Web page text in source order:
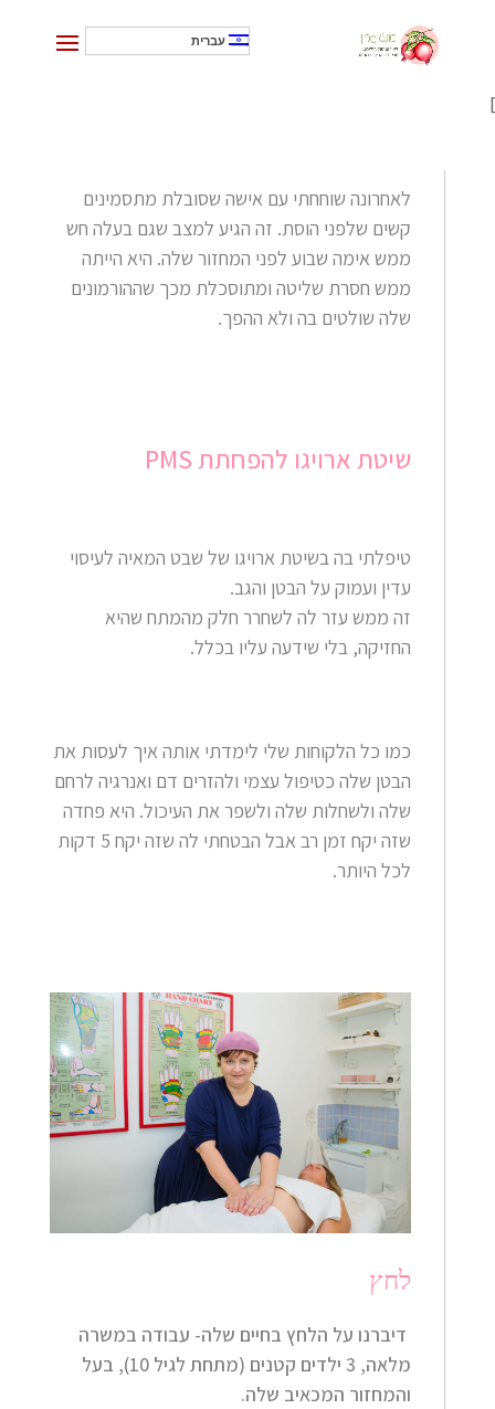
]
עברית
לאחרונה שוחחתי עם אישה שסובלת מתסמינים
קשים שלפני הוסת. זה הגיע למצב שגם בעלה חש
ממש אימה שבוע לפני המחזור שלה. היא הייתה
ממש חסרת שליטה ומתוסכלת מכך שההורמונים
שלה שולטים בה ולא ההפך.
שיטת ארויגו להפחתת PMS
טיפלתי בה בשיטת ארויגו של שבט המאיה לעיסוי
עדין ועמוק על הבטן והגב.
זה ממש עזר לה לשחרר חלק מהמתח שהיא
החזיקה, בלי שידעה עליו בכלל.
כמו כל הלקוחות שלי לימדתי אותה איך לעסות את
הבטן שלה כטיפול עצמי ולהזרים דם ואנרגיה לרחם
שלה ולשחלות שלה ולשפר את העיכול. היא פחדה
שזה יקח זמן רב אבל הבטחתי לה שזה יקח 5 דקות
לכל היותר.
לחץ
דיברנו על הלחץ בחיים שלה- עבודה במשרה
מלאה, 3 ילדים קטנים (מתחת לגיל 10), בעל
והמחזור המכאיב שלה.